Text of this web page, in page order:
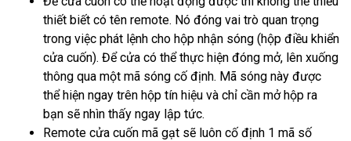
thiết biết có tên remote. Nó đóng vai trò quan trọng
trong việc phát lệnh cho hộp nhận sóng (hộp điều khiển
cửa cuốn). Để cửa có thể thực hiện đóng mở, lên xuống
thông qua một mã sóng cố định. Mã sóng này được
thể hiện ngay trên hộp tín hiệu và chỉ cần mở hộp ra
bạn sẽ nhìn thấy ngay lập tức.
Remote cửa cuốn mã gạt sẽ luôn cố định 1 mã số